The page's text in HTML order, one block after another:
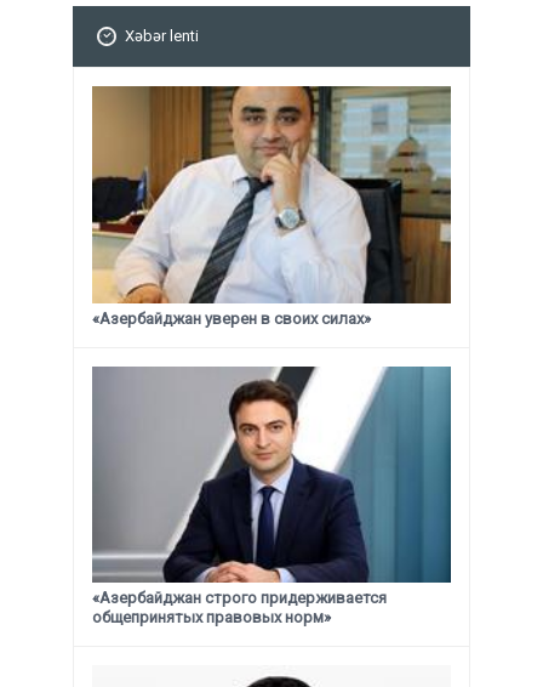
Xəbər lenti
«Азербайджан уверен в своих силах»
«Азербайджан строго придерживается
общепринятых правовых норм»